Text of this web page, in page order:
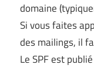
domaine
Si vous faites
des mailings, il
Le SPF est